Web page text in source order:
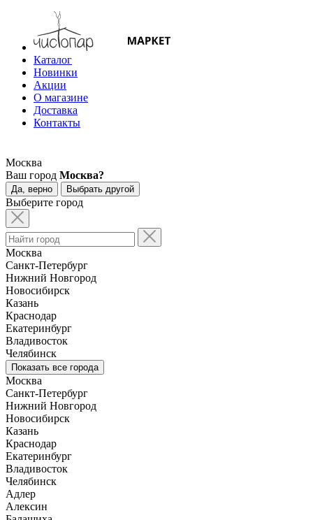
Каталог
Новинки
Акции
О магазине
Доставка
Контакты
Москва
Ваш город Москва?
Да, верно Выбрать другой
Выберите город
Москва
Санкт-Петербург
Нижний Новгород
Новосибирск
Казань
Краснодар
Екатеринбург
Владивосток
Челябинск
Показать все города
Москва
Санкт-Петербург
Нижний Новгород
Новосибирск
Казань
Краснодар
Екатеринбург
Владивосток
Челябинск
Адлер
Алексин